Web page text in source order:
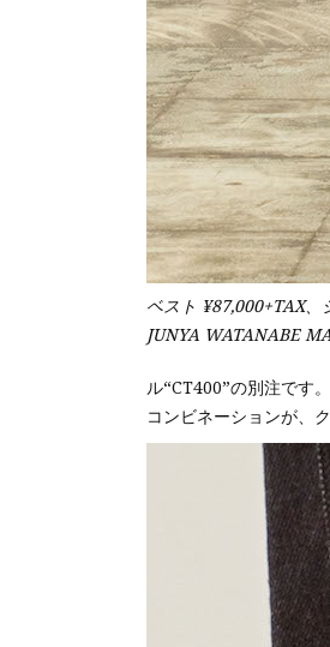
ベスト ¥87,000+TAX、
JUNYA WATANABE
ル“CT400”の別注です
コンビネーションが、